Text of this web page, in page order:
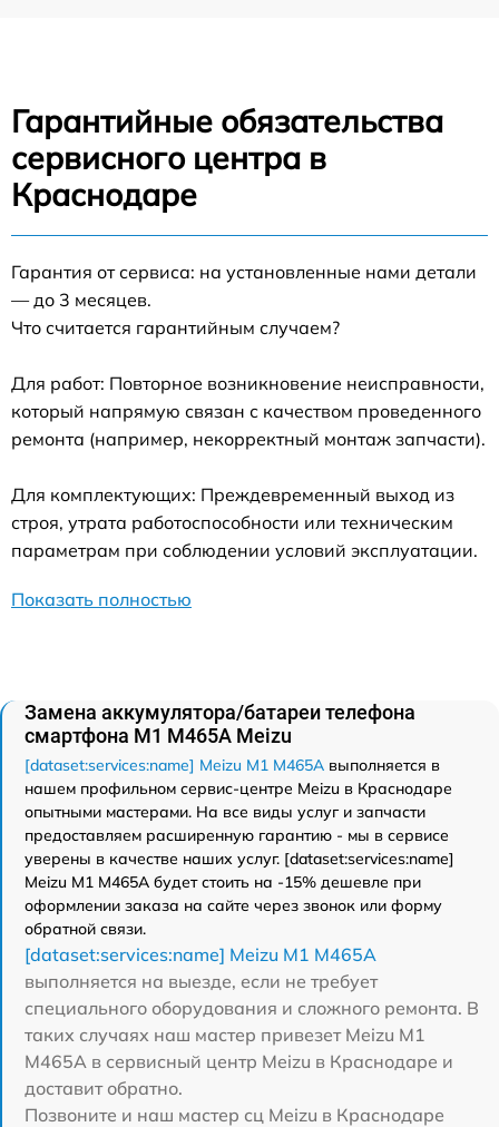
Гарантийные обязательства
сервисного центра в
Краснодаре
Гарантия от сервиса: на установленные нами детали
— до 3 месяцев.
Что считается гарантийным случаем?
Для работ: Повторное возникновение неисправности,
который напрямую связан с качеством проведенного
ремонта (например, некорректный монтаж запчасти).
Для комплектующих: Преждевременный выход из
строя, утрата работоспособности или техническим
параметрам при соблюдении условий эксплуатации.
Показать полностью
Замена аккумулятора/батареи телефона
смартфона M1 M465A Meizu
[dataset:services:name] Meizu M1 M465A выполняется в
нашем профильном сервис-центре Meizu в Краснодаре
опытными мастерами. На все виды услуг и запчасти
предоставляем расширенную гарантию - мы в сервисе
уверены в качестве наших услуг. [dataset:services:name]
Meizu M1 M465A будет стоить на -15% дешевле при
оформлении заказа на сайте через звонок или форму
обратной связи.
[dataset:services:name] Meizu M1 M465A
выполняется на выезде, если не требует
специального оборудования и сложного ремонта. В
таких случаях наш мастер привезет Meizu M1
M465A в сервисный центр Meizu в Краснодаре и
доставит обратно.
Позвоните и наш мастер сц Meizu в Краснодаре